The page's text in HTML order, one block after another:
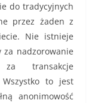
do tradycyjnych
przez żaden z
Nie istnieje
nadzorowanie
transakcje
to jest
anonimowość